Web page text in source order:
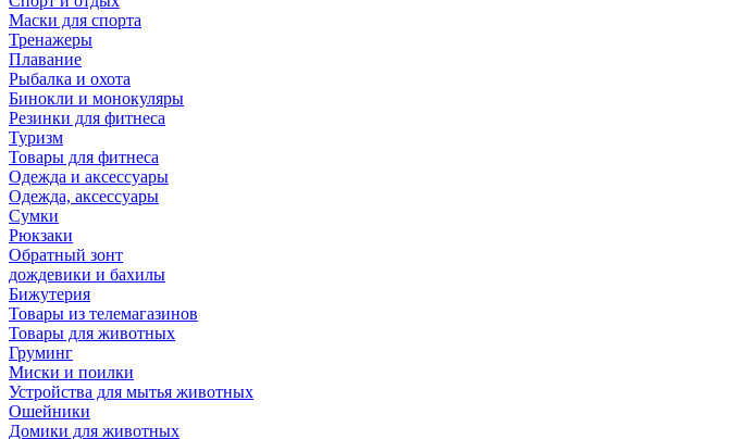
Маски для спорта
Тренажеры
Плавание
Рыбалка и охота
Бинокли и монокуляры
Резинки для фитнеса
Туризм
Товары для фитнеса
Одежда и аксессуары
Одежда, аксессуары
Сумки
Рюкзаки
Обратный зонт
дождевики и бахилы
Бижутерия
Товары из телемагазинов
Товары для животных
Груминг
Миски и поилки
Устройства для мытья животных
Ошейники
Домики для животных